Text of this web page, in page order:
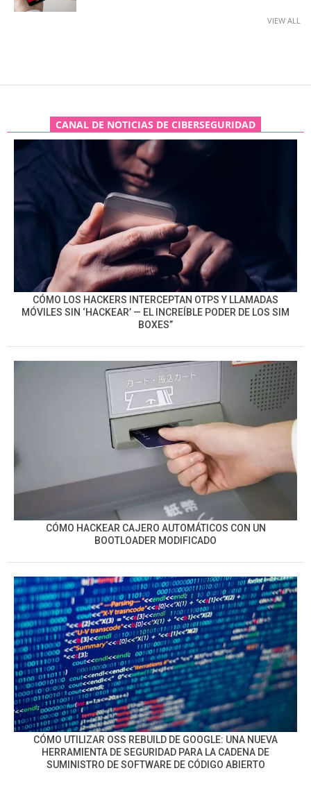
VIEW ALL
CANAL DE NOTICIAS DE CIBERSEGURIDAD
CÓMO LOS HACKERS INTERCEPTAN OTPS Y LLAMADAS
MÓVILES SIN ‘HACKEAR’ — EL INCREÍBLE PODER DE LOS SIM
BOXES”
CÓMO HACKEAR CAJERO AUTOMÁTICOS CON UN
BOOTLOADER MODIFICADO
CÓMO UTILIZAR OSS REBUILD DE GOOGLE: UNA NUEVA
HERRAMIENTA DE SEGURIDAD PARA LA CADENA DE
SUMINISTRO DE SOFTWARE DE CÓDIGO ABIERTO